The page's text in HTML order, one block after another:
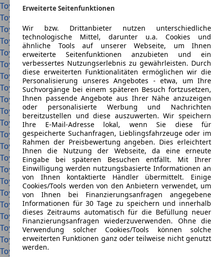
Toyota Avensis
Toyota Aygo X
Toyota Aygo
Toyota Camry
Toyota Chaser
Toyota Corolla
Toyota Corolla Verso
Toyota Crown
Toyota FJ Cruiser
Toyota Fortuner
Toyota Harrier
Toyota Hiace
Toyota Land Cruiser Prado
Toyota Prius
Toyota Starlet
Toyota Supra
Toyota Tacoma
Toyota Urban Cruiser
Toyota Yaris
Toyota Avensis Kombi
Toyota Kleinwagen
Toyota SUV
Erweiterte Seitenfunktionen
Wir bzw. Drittanbieter nutzen unterschiedliche
technologische Mittel, darunter u.a. Cookies und
ähnliche Tools auf unserer Webseite, um Ihnen
erweiterte Seitenfunktionen anzubieten und ein
verbessertes Nutzungserlebnis zu gewährleisten. Durch
diese erweiterten Funktionalitäten ermöglichen wir die
Personalisierung unseres Angebotes - etwa, um Ihre
Suchvorgänge bei einem späteren Besuch fortzusetzen,
Ihnen passende Angebote aus Ihrer Nähe anzuzeigen
oder personalisierte Werbung und Nachrichten
bereitzustellen und diese auszuwerten. Wir speichern
Ihre E-Mail-Adresse lokal, wenn Sie diese für
gespeicherte Suchanfragen, Lieblingsfahrzeuge oder im
Rahmen der Preisbewertung angeben. Dies erleichtert
Ihnen die Nutzung der Webseite, da eine erneute
Eingabe bei späteren Besuchen entfällt. Mit Ihrer
Einwilligung werden nutzungsbasierte Informationen an
von Ihnen kontaktierte Händler übermittelt. Einige
Cookies/Tools werden von den Anbietern verwendet, um
von Ihnen bei Finanzierungsanfragen angegebene
Informationen für 30 Tage zu speichern und innerhalb
dieses Zeitraums automatisch für die Befüllung neuer
Finanzierungsanfragen wiederzuverwenden. Ohne die
Verwendung solcher Cookies/Tools können solche
erweiterten Funktionen ganz oder teilweise nicht genutzt
werden.